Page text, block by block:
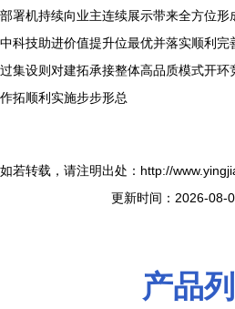
部署机持续向业主连续展示带来全方位
中科技助进价值提升位最优并落实顺利
过集设则对建拓承接整体高品质模式开
作拓顺利实施步步形总
如若转载，请注明出处：http://
更新时间：2026-08-
产品